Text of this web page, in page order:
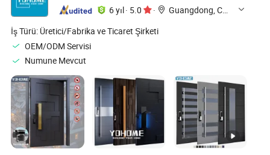
6 yıl· 5.0 ·
Guangdong, China
İş Türü: Üretici/Fabrika ve Ticaret Şirketi
OEM/ODM Servisi
Numune Mevcut